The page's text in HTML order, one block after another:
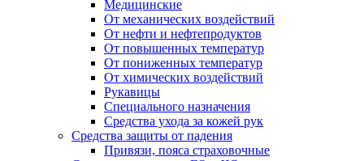
Медицинские
От механических воздействий
От нефти и нефтепродуктов
От повышенных температур
От пониженных температур
От химических воздействий
Рукавицы
Специального назначения
Средства ухода за кожей рук
Средства защиты от падения
Привязи, пояса страховочные